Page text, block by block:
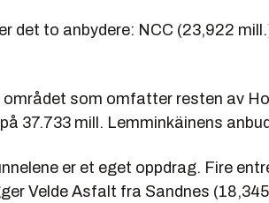
det to anbydere: NCC (23,922
området som omfatter resten av
37.733 mill. Lemminkäinens
er et eget oppdrag. Fire
Velde Asfalt fra Sandnes